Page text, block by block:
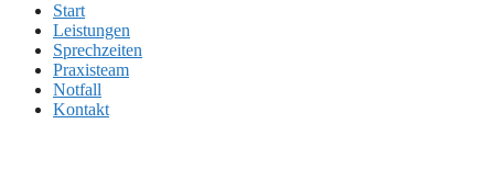
Start
Leistungen
Sprechzeiten
Praxisteam
Notfall
Kontakt